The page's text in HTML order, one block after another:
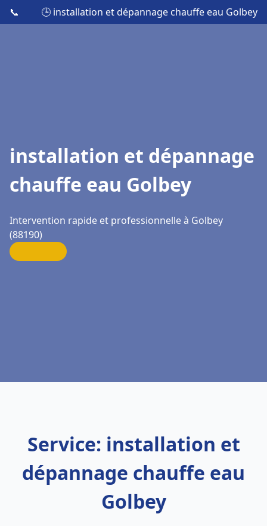
📞 🕒 installation et dépannage chauffe eau Golbey
installation et dépannage
chauffe eau Golbey
Intervention rapide et professionnelle à Golbey
(88190)
Service: installation et
dépannage chauffe eau
Golbey